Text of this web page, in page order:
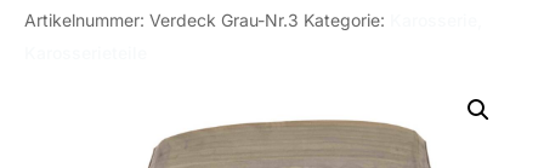
Artikelnummer: Verdeck Grau-Nr.3 Kategorie: